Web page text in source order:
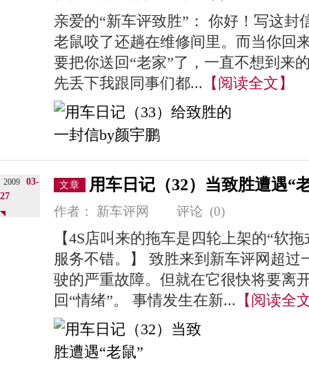
亲爱的“新车评致胜”： 你好！写这封
老鼠咬了还趟在维修间里。而当你回
要把你送回“老家”了，一直不想到来
先丢下我跟同事们都... 【阅读全文】
2009
03-
27
文章 用车日记（32）当致胜遭遇“
作者： 新车评网 评论 (0)
【4S店叫来的拖车是四轮上架的“软
服务不错。】 致胜来到新车评网超过
驶的严重故障。但就在它很快将要离
回“情绪”。 事情发生在新... 【阅读全